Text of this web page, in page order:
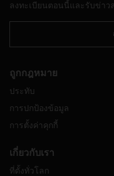
ลงทะเบียนตอนนี้และรับข่าว
ถูกกฎหมาย
ประทับ
การปกป้องข้อมูล
การตั้งค่าคุกกี้
เกี่ยวกับเรา
ที่ตั้งทั่วโลก